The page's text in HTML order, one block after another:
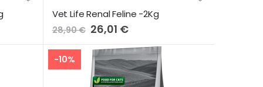
Vet Life Renal Feline -2Kg
28,90 € Preço
Especial
26,01 €
-10%